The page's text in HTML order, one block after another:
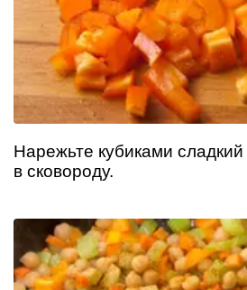
Нарежьте кубиками
в сковороду.